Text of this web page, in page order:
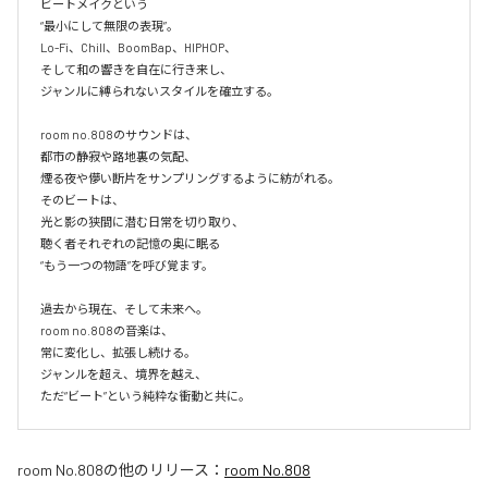
ビートメイクという
“最小にして無限の表現”。
Lo-Fi、Chill、BoomBap、HIPHOP、
そして和の響きを自在に行き来し、
ジャンルに縛られないスタイルを確立する。
room no.808のサウンドは、
都市の静寂や路地裏の気配、
煙る夜や儚い断片をサンプリングするように紡がれる。
そのビートは、
光と影の狭間に潜む日常を切り取り、
聴く者それぞれの記憶の奥に眠る
“もう一つの物語”を呼び覚ます。
過去から現在、そして未来へ。
room no.808の音楽は、
常に変化し、拡張し続ける。
ジャンルを超え、境界を越え、
room No.808の他のリリース： room No.808